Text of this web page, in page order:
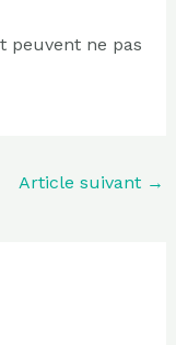
peuvent ne pas
Article suivant →